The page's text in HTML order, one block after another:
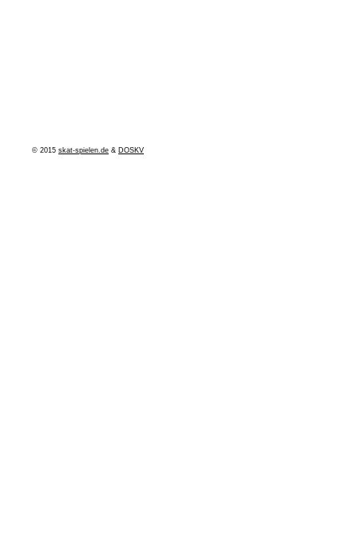
© 2015 skat-spielen.de & DOSKV